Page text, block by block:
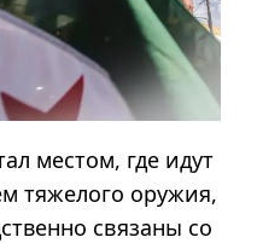
местом, где идут
тяжелого оружия,
связаны со